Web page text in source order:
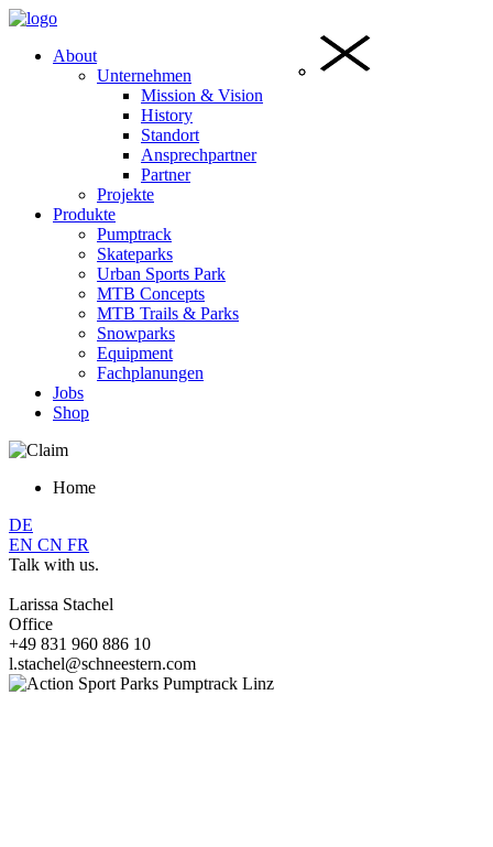
About
Unternehmen
Mission & Vision
History
Standort
Ansprechpartner
Partner
Projekte
Produkte
Pumptrack
Skateparks
Urban Sports Park
MTB Concepts
MTB Trails & Parks
Snowparks
Equipment
Fachplanungen
Jobs
Shop
Home
DE
EN CN FR
Talk with us.
Larissa Stachel
Office
+49 831 960 886 10
l.stachel@schneestern.com